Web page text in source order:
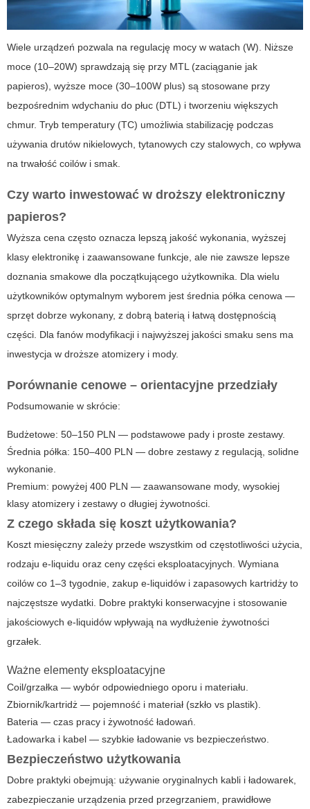
Wiele urządzeń pozwala na regulację mocy w watach (W). Niższe
moce (10–20W) sprawdzają się przy MTL (zaciąganie jak
papieros), wyższe moce (30–100W plus) są stosowane przy
bezpośrednim wdychaniu do płuc (DTL) i tworzeniu większych
chmur. Tryb temperatury (TC) umożliwia stabilizację podczas
używania drutów nikielowych, tytanowych czy stalowych, co wpływa
na trwałość coilów i smak.
Czy warto inwestować w droższy elektroniczny
papieros?
Wyższa cena często oznacza lepszą jakość wykonania, wyższej
klasy elektronikę i zaawansowane funkcje, ale nie zawsze lepsze
doznania smakowe dla początkującego użytkownika. Dla wielu
użytkowników optymalnym wyborem jest średnia półka cenowa —
sprzęt dobrze wykonany, z dobrą baterią i łatwą dostępnością
części. Dla fanów modyfikacji i najwyższej jakości smaku sens ma
inwestycja w droższe atomizery i mody.
Porównanie cenowe – orientacyjne przedziały
Podsumowanie w skrócie:
Budżetowe: 50–150 PLN — podstawowe pady i proste zestawy.
Średnia półka: 150–400 PLN — dobre zestawy z regulacją, solidne
wykonanie.
Premium: powyżej 400 PLN — zaawansowane mody, wysokiej
klasy atomizery i zestawy o długiej żywotności.
Z czego składa się koszt użytkowania?
Koszt miesięczny zależy przede wszystkim od częstotliwości użycia,
rodzaju e-liquidu oraz ceny części eksploatacyjnych. Wymiana
coilów co 1–3 tygodnie, zakup e-liquidów i zapasowych kartridży to
najczęstsze wydatki. Dobre praktyki konserwacyjne i stosowanie
jakościowych e-liquidów wpływają na wydłużenie żywotności
grzałek.
Ważne elementy eksploatacyjne
Coil/grzałka — wybór odpowiedniego oporu i materiału.
Zbiornik/kartridż — pojemność i materiał (szkło vs plastik).
Bateria — czas pracy i żywotność ładowań.
Ładowarka i kabel — szybkie ładowanie vs bezpieczeństwo.
Bezpieczeństwo użytkowania
Dobre praktyki obejmują: używanie oryginalnych kabli i ładowarek,
zabezpieczanie urządzenia przed przegrzaniem, prawidłowe